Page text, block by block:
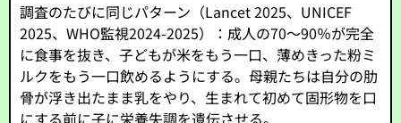
調査のたびに同じパターン（Lancet 2025、UNICEF
2025、WHO監視2024-2025）：成人の70〜90％が完全
に食事を抜き、子どもが米をもう一口、薄めきった粉ミ
ルクをもう一口飲めるようにする。母親たちは自分の肋
骨が浮き出たまま乳をやり、生まれて初めて固形物を口
にする前に子に栄養失調を遺伝させる。